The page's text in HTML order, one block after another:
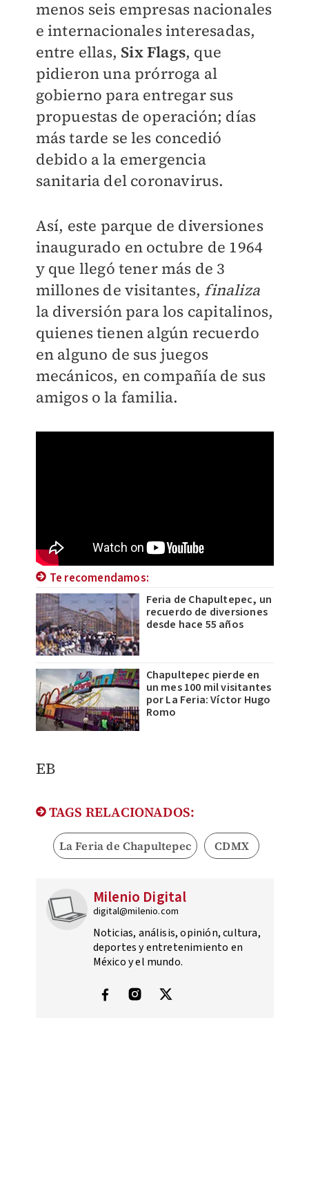
menos seis empresas nacionales
e internacionales interesadas,
entre ellas, Six Flags, que
pidieron una prórroga al
gobierno para entregar sus
propuestas de operación; días
más tarde se les concedió
debido a la emergencia
sanitaria del coronavirus.
Así, este parque de diversiones
inaugurado en octubre de 1964
y que llegó tener más de 3
millones de visitantes, finaliza
la diversión para los capitalinos,
quienes tienen algún recuerdo
en alguno de sus juegos
mecánicos, en compañía de sus
amigos o la familia.
Te recomendamos:
Feria de Chapultepec, un
recuerdo de diversiones
desde hace 55 años
Chapultepec pierde en
un mes 100 mil visitantes
por La Feria: Víctor Hugo
Romo
EB
TAGS RELACIONADOS:
La Feria de Chapultepec CDMX
Milenio Digital
digital@milenio.com
Noticias, análisis, opinión, cultura,
deportes y entretenimiento en
México y el mundo.